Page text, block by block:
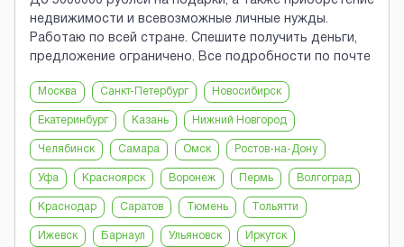
недвижимости и всевозможные личные нужды.
Работаю по всей стране. Спешите получить деньги,
предложение ограничено. Все подробности по почте
Москва Санкт-Петербург Новосибирск
Екатеринбург Казань Нижний Новгород
Челябинск Самара Омск Ростов-на-Дону
Уфа Красноярск Воронеж Пермь Волгоград
Краснодар Саратов Тюмень Тольятти
Ижевск Барнаул Ульяновск Иркутск